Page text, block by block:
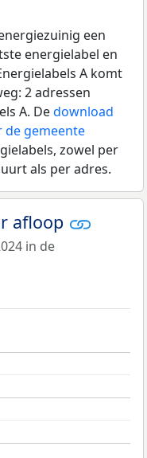
een
energielabel en
A komt
2 adressen
A. Dedownload
gemeente
zowel per
als per adres.
afloop
in de